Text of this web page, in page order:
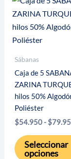
Sábanas
Caja de 5
ZARINA
hilos 50%
Poliéster
$54.950- $
Seleccionar
opciones